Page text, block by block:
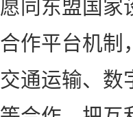
合作平台机制
交通运输、数